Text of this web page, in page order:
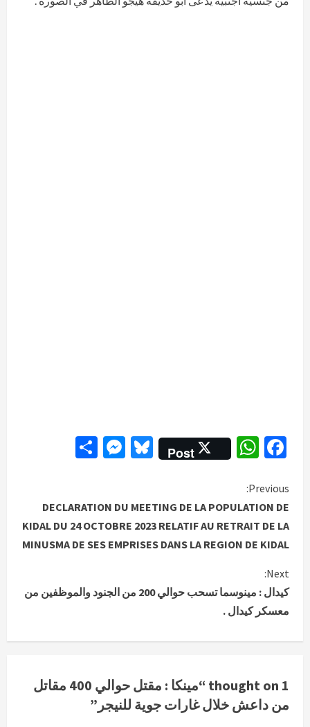
Facebook
WhatsApp
Post
Bluesky
C
o
n
t
i
n
e
Previous:
DECLARATION DU MEETING DE LA POPULATION DE
KIDAL DU 24 OCTOBRE 2023 RELATIF AU RETRAIT DE LA
MINUSMA DE SES EMPRISES DANS LA REGION DE KIDAL
Next:
كيدال : مينوسما تسحب حوالي 200 من الجنود والموظفين من
معسكر كيدال .
1 thought on “
مينكا : مقتل حوالي 400 مقاتل
من داعش خلال غارات جوية للنيجر ”